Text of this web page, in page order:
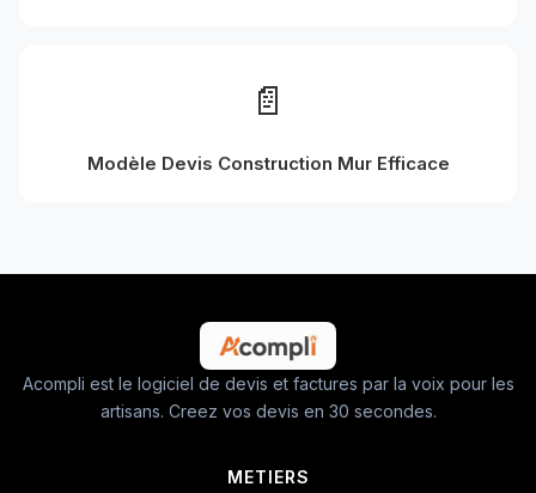
📄
Modèle Devis Construction Mur Efficace
Acompli est le logiciel de devis et factures par la voix pour les
artisans. Creez vos devis en 30 secondes.
METIERS